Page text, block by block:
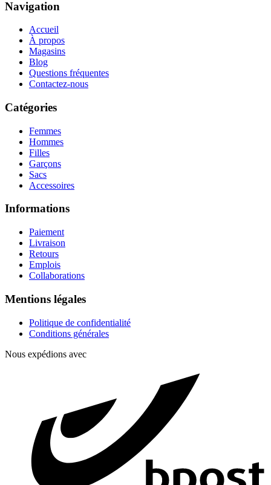
Navigation
Accueil
À propos
Magasins
Blog
Questions fréquentes
Contactez-nous
Catégories
Femmes
Hommes
Filles
Garçons
Sacs
Accessoires
Informations
Paiement
Livraison
Retours
Emplois
Collaborations
Mentions légales
Politique de confidentialité
Conditions générales
Nous expédions avec